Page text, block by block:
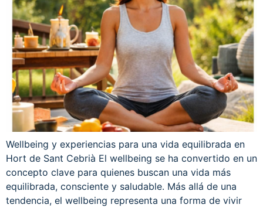
Wellbeing y experiencias para una vida equilibrada en
Hort de Sant Cebrià El wellbeing se ha convertido en un
concepto clave para quienes buscan una vida más
equilibrada, consciente y saludable. Más allá de una
tendencia, el wellbeing representa una forma de vivir